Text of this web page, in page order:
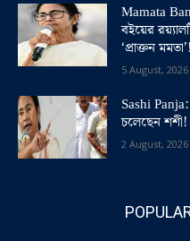
Mamata
বইয়ের
‘প্রাক্তন মমতা’!
5 August, 2026
Sashi
চলেছেন শশী!
2 August, 2026